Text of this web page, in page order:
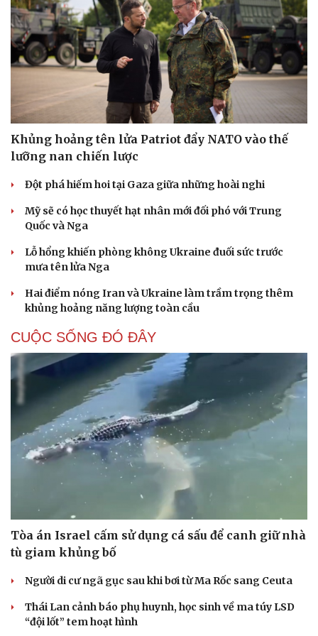
Hạt giống tâm hồn
Khủng hoảng tên lửa Patriot đẩy NATO vào thế
lưỡng nan chiến lược
Đột phá hiếm hoi tại Gaza giữa những hoài nghi
Mỹ sẽ có học thuyết hạt nhân mới đối phó với Trung
Quốc và Nga
Lỗ hổng khiến phòng không Ukraine đuối sức trước
mưa tên lửa Nga
Hai điểm nóng Iran và Ukraine làm trầm trọng thêm
khủng hoảng năng lượng toàn cầu
CUỘC SỐNG ĐÓ ĐÂY
Tòa án Israel cấm sử dụng cá sấu để canh giữ nhà
tù giam khủng bố
Người di cư ngã gục sau khi bơi từ Ma Rốc sang Ceuta
Thái Lan cảnh báo phụ huynh, học sinh về ma túy LSD
“đội lốt” tem hoạt hình